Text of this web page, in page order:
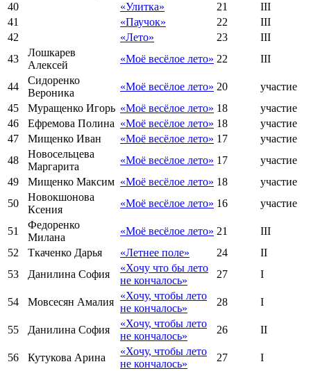
40
«Улитка» 21
III
41
«Паучок» 22
III
42
«Лето» 23
III
43
Лошкарев
Алексей
«Моё весёлое лето» 22 III
44
Сидоренко
Вероника
«Моё весёлое лето» 20
участие
45
Муращенко Игорь «Моё весёлое лето» 18
участие
46
Ефремова Полина «Моё весёлое лето» 18
участие
47
Мищенко Иван «Моё весёлое лето» 17
участие
48
Новосельцева
Маргарита
«Моё весёлое лето» 17
участие
49
Мищенко Максим «Моё весёлое лето» 18
участие
50
Новокшонова
Ксения
«Моё весёлое лето» 16 участие
51
Федоренко
Милана
«Моё весёлое лето» 21
III
52
Ткаченко Дарья «Летнее поле» 24
II
53
Данилина София
«Хочу что бы лето
не кончалось»
27 I
54 Мовсесян Амалия
«Хочу, чтобы лето
не кончалось»
28 I
55 Данилина София
«Хочу, чтобы лето
не кончалось»
26 II
56 Кутукова Арина
«Хочу, чтобы лето
не кончалось»
27 I